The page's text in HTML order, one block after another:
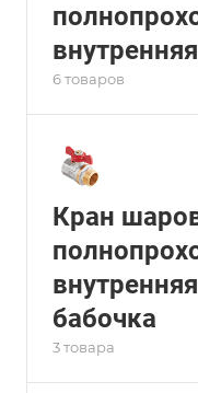
6 товаров
Кран
бабочка
3 товара